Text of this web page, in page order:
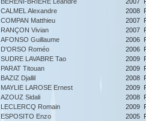
CALMEL Alexandre 2008
COMPAN Matthieu 2007
RANÇON Vivian 2007
AFONSO Guillaume 2006
D'ORSO Roméo 2006
SUDRE LAVABRE Tao 2009
PARAT Titouan 2009
BAZIZ Djallil 2008
MAYLIE LAROSE Ernest 2009
AZOUZ Sidali 2008
LECLERCQ Romain 2009
ESPOSITO Enzo 2005